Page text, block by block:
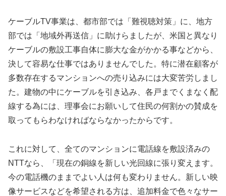
ケーブルTV事業は、都市部では「難視聴対策」に、地方
部では「地域外再送信」に助けらましたが、米国と異なり
ケーブルの敷設工事自体に膨大な金がかかる事などから、
決して容易な仕事ではありませんでした。特に潜在顧客が
多数存在するマンションへの売り込みには大変苦労しまし
た。建物の中にケーブルを引き込み、各戸までくまなく配
線する為には、理事会にお願いして住民の何割かの賛成を
取ってもらわなければならなかったからです。
これに対して、全てのマンションに電話線を敷設済みの
NTTなら、「現在の銅線を新しい光回線に張り変えます。
今の電話機のままでよい人は何も変わりません。新しい映
像サービスなどを希望される方は、追加料金で色々なサー